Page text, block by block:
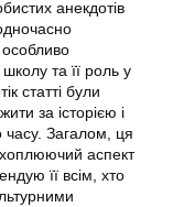
анекдотів
та її роль у
статті були
за історією і
часу. Загалом, ця
аспект
її всім, хто